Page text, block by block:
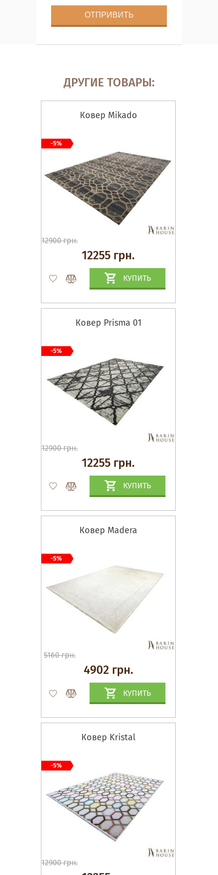
ДРУГИЕ ТОВАРЫ:
Ковер Mikado
12900 грн.
12255 грн.
КУПИТЬ
-5%
Ковер Prisma 01
12900 грн.
12255 грн.
КУПИТЬ
-5%
Ковер Madera
5160 грн.
4902 грн.
КУПИТЬ
-5%
Ковер Kristal
12900 грн.
-5%